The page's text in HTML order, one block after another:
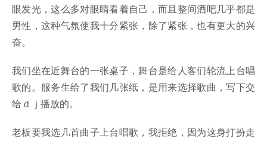
眼发光，这么多对眼睛看着自己，而且整间酒吧几乎都是
男性，这种气氛使我十分紧张，除了紧张，也有更大的兴
奋。
我们坐在近舞台的一张桌子，舞台是给人客们轮流上台唱
歌的。服务生给了我们几张纸，是用来选择歌曲，写下交
给ｄｊ播放的。
老板要我选几首曲子上台唱歌，我拒绝，因为这身打扮走